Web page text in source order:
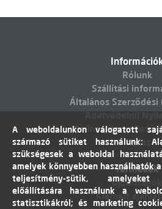
Rólunk
Szállítási
Általános
Online
Elállás
Termékek
Újdonságok
Kiemelt
A weboldalunkon válogatott
származó sütiket használunk:
szükségesek a weboldal
amelyek könnyebben használhatók
teljesítmény-sütik,
előállítására használunk a
statisztikákról; és marketing